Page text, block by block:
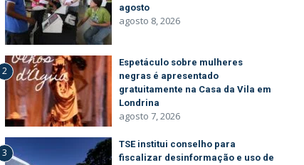
agosto
agosto 8, 2026
2
Espetáculo sobre mulheres
negras é apresentado
gratuitamente na Casa da Vila em
Londrina
agosto 7, 2026
3
TSE institui conselho para
fiscalizar desinformação e uso de